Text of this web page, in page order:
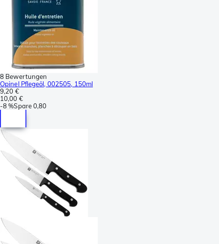
8 Bewertungen
Opinel Pflegeöl, 002505, 150ml
9,20 €
10,00 €
-8 %Spare0,80